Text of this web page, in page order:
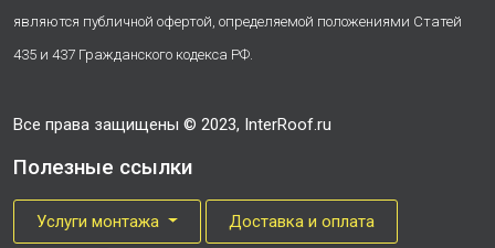
являются публичной офертой, определяемой положениями Статей
435 и 437 Гражданского кодекса РФ.
Все права защищены © 2023, InterRoof.ru
Полезные ссылки
Услуги монтажа Доставка и оплата